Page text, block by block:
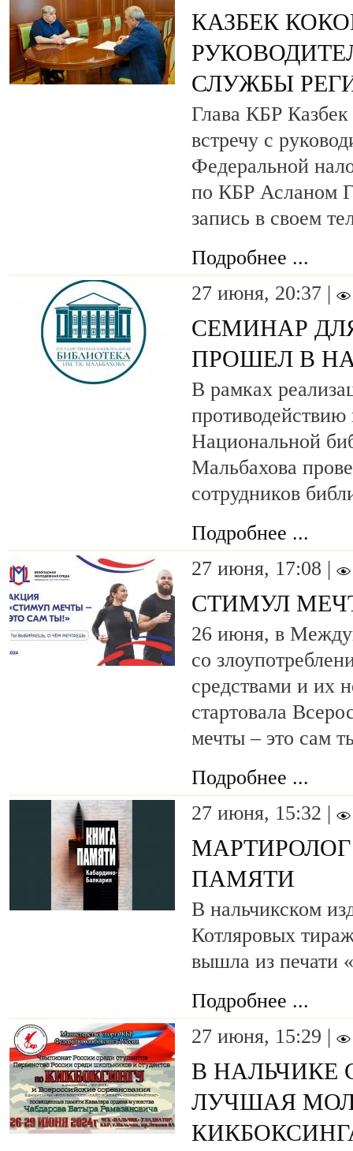
КАЗБЕК
СЛУЖБЫ
Глава КБР
встречу с
Федеральной
по КБР Асланом
запись в своем
Подробнее ...
27 июня, 20:37 |
СЕМИНАР
ПРОШЕЛ В
В рамках
противодействию
Национальной
Мальбахова
сотрудников
Подробнее ...
27 июня, 17:08 |
СТИМУЛ
26 июня, в
со
средствами и их
стартовала
мечты – это сам
Подробнее ...
27 июня, 15:32 |
ПАМЯТИ
В нальчикском
Котляровых
вышла из печати
Подробнее ...
27 июня, 15:29 |
В НАЛЬЧИКЕ
ЛУЧШАЯ